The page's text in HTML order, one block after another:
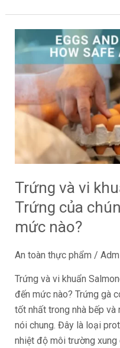
Trứng và vi
Trứng của
mức nào?
An toàn thực phẩm /
Trứng và vi khuẩn
đến mức nào? Trứng gà
tốt nhất trong nhà bếp và
nói chung. Đây là loại
nhiệt độ môi trường xung
và
vi
khuẩn
Salmonella:
Trứng
ta
toàn
đến
mức
nào?